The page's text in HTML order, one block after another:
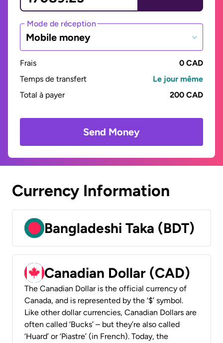
Mode de réception
Mobile money
Frais
0 CAD
Temps de transfert
Le jour même
Total à payer
200 CAD
Send Money
Currency Information
Bangladeshi Taka (BDT)
Canadian Dollar (CAD)
The Canadian Dollar is the official currency of
Canada, and is represented by the ‘$’ symbol.
Like other dollar currencies, Canadian Dollars are
often called ‘Bucks’ – but they’re also called
‘Huard’ or ‘Piastre’ (in French). Today, the